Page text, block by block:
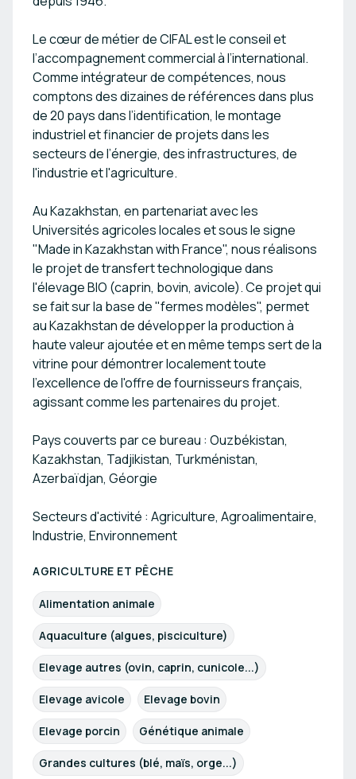
Le cœur de métier de CIFAL est le conseil et
l’accompagnement commercial à l’international.
Comme intégrateur de compétences, nous
comptons des dizaines de références dans plus
de 20 pays dans l’identification, le montage
industriel et financier de projets dans les
secteurs de l’énergie, des infrastructures, de
l'industrie et l'agriculture.
Au Kazakhstan, en partenariat avec les
Universités agricoles locales et sous le signe
"Made in Kazakhstan with France", nous réalisons
le projet de transfert technologique dans
l'élevage BIO (caprin, bovin, avicole). Ce projet qui
se fait sur la base de "fermes modèles", permet
au Kazakhstan de développer la production à
haute valeur ajoutée et en même temps sert de la
vitrine pour démontrer localement toute
l'excellence de l'offre de fournisseurs français,
agissant comme les partenaires du projet.
Pays couverts par ce bureau : Ouzbékistan,
Kazakhstan, Tadjikistan, Turkménistan,
Azerbaïdjan, Géorgie
Secteurs d'activité : Agriculture, Agroalimentaire,
Industrie, Environnement
AGRICULTURE ET PÊCHE
Alimentation animale
Aquaculture (algues, pisciculture)
Elevage autres (ovin, caprin, cunicole...)
Elevage avicole Elevage bovin
Elevage porcin Génétique animale
Grandes cultures (blé, maïs, orge...)